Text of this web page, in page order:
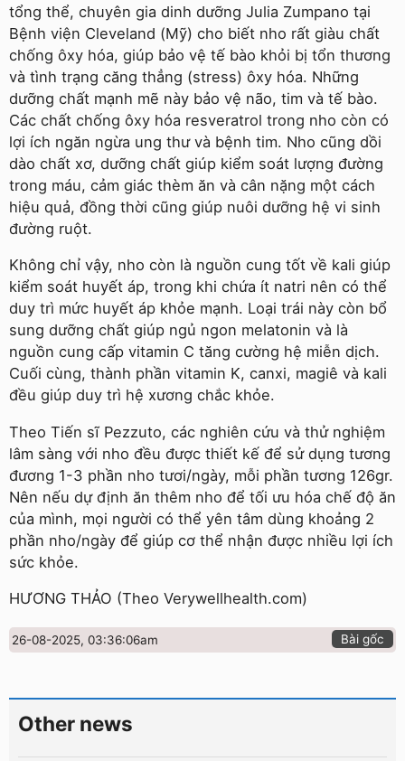
tổng thể, chuyên gia dinh dưỡng Julia Zumpano tại
Bệnh viện Cleveland (Mỹ) cho biết nho rất giàu chất
chống ôxy hóa, giúp bảo vệ tế bào khỏi bị tổn thương
và tình trạng căng thẳng (stress) ôxy hóa. Những
dưỡng chất mạnh mẽ này bảo vệ não, tim và tế bào.
Các chất chống ôxy hóa resveratrol trong nho còn có
lợi ích ngăn ngừa ung thư và bệnh tim. Nho cũng dồi
dào chất xơ, dưỡng chất giúp kiểm soát lượng đường
trong máu, cảm giác thèm ăn và cân nặng một cách
hiệu quả, đồng thời cũng giúp nuôi dưỡng hệ vi sinh
đường ruột.
Không chỉ vậy, nho còn là nguồn cung tốt về kali giúp
kiểm soát huyết áp, trong khi chứa ít natri nên có thể
duy trì mức huyết áp khỏe mạnh. Loại trái này còn bổ
sung dưỡng chất giúp ngủ ngon melatonin và là
nguồn cung cấp vitamin C tăng cường hệ miễn dịch.
Cuối cùng, thành phần vitamin K, canxi, magiê và kali
đều giúp duy trì hệ xương chắc khỏe.
Theo Tiến sĩ Pezzuto, các nghiên cứu và thử nghiệm
lâm sàng với nho đều được thiết kế để sử dụng tương
đương 1-3 phần nho tươi/ngày, mỗi phần tương 126gr.
Nên nếu dự định ăn thêm nho để tối ưu hóa chế độ ăn
của mình, mọi người có thể yên tâm dùng khoảng 2
phần nho/ngày để giúp cơ thể nhận được nhiều lợi ích
sức khỏe.
HƯƠNG THẢO (Theo Verywellhealth.com)
26-08-2025, 03:36:06am Bài gốc
Other news